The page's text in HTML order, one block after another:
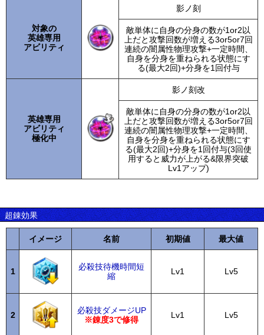
対象の
英雄専用
アビリティ
影ノ刻
敵単体に自身の分身の数が1or2以
上だと攻撃回数が増える3or5or7回
連続の闇属性物理攻撃+一定時間、
自身を分身を重ねられる状態にす
る(最大2回)+分身を1回付与
英雄専用
アビリティ
極化中
影ノ刻改
敵単体に自身の分身の数が1or2以
上だと攻撃回数が増える3or5or7回
連続の闇属性物理攻撃+一定時間、
自身を分身を重ねられる状態にす
る(最大2回)+分身を1回付与(3回使
用すると威力が上がる&限界突破
Lv1アップ)
超錬効果
イメージ 名前 初期値 最大値
1
必殺技待機時間短
縮
Lv1 Lv5
2
必殺技ダメージUP
※錬度3で修得
Lv1 Lv5